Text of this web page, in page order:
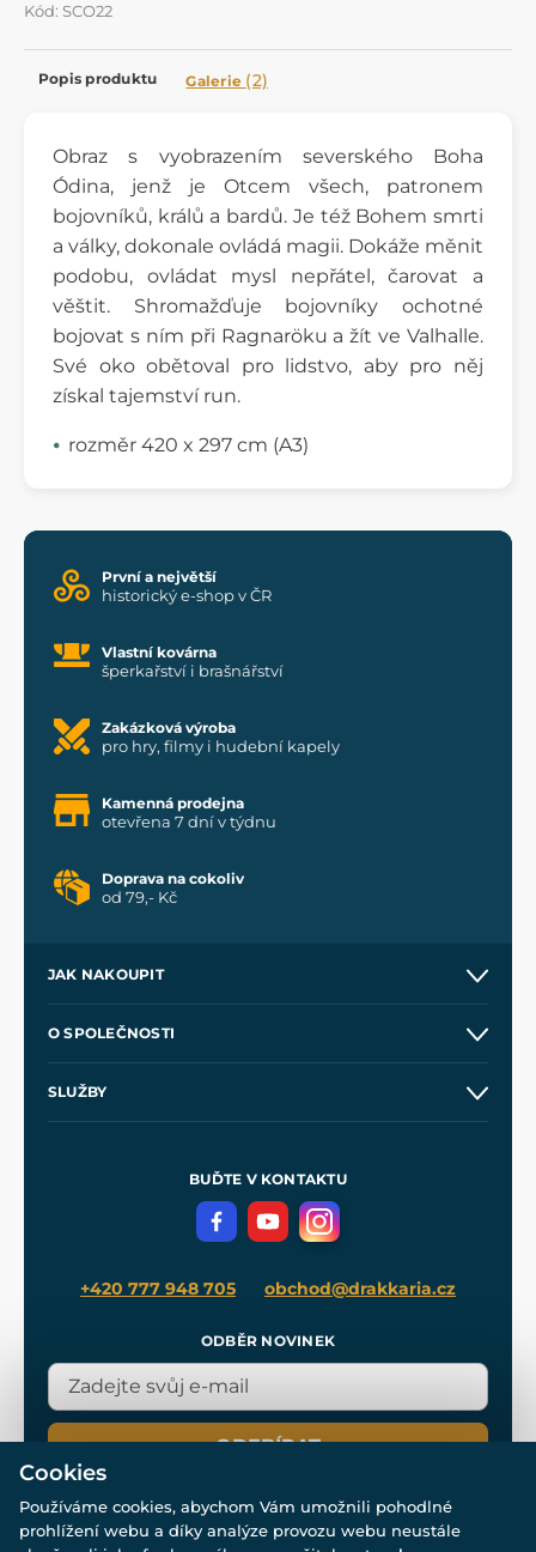
Kód: SCO22
Popis produktu Galerie (2)
Obraz s vyobrazením severského Boha
Ódina, jenž je Otcem všech, patronem
bojovníků, králů a bardů. Je též Bohem smrti
a války, dokonale ovládá magii. Dokáže měnit
podobu, ovládat mysl nepřátel, čarovat a
věštit. Shromažďuje bojovníky ochotné
bojovat s ním při Ragnaröku a žít ve Valhalle.
Své oko obětoval pro lidstvo, aby pro něj
získal tajemství run.
rozměr 420 x 297 cm (A3)
První a největší
historický e-shop v ČR
Vlastní kovárna
šperkařství i brašnářství
Zakázková výroba
pro hry, filmy i hudební kapely
Kamenná prodejna
otevřena 7 dní v týdnu
Doprava na cokoliv
od 79,- Kč
JAK NAKOUPIT
Velkoobchod
O SPOLEČNOSTI
SLUŽBY
Meče pro Kingdom Come
BUĎTE V KONTAKTU
+420 777 948 705 obchod@drakkaria.cz
ODBĚR NOVINEK
ODEBÍRAT
Cookies
Používáme cookies, abychom Vám umožnili pohodlné
prohlížení webu a díky analýze provozu webu neustále